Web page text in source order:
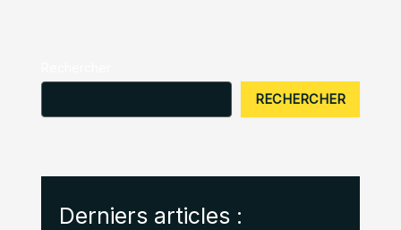
RECHERCHER
Derniers articles :